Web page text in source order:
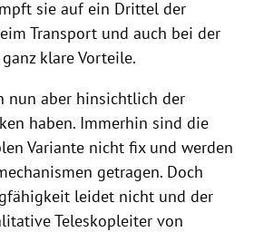
sie auf ein Drittel der
Transport und auch bei der
klare Vorteile.
nun aber hinsichtlich der
haben. Immerhin sind die
Variante nicht fix und werden
getragen. Doch
leidet nicht und der
Teleskopleiter von